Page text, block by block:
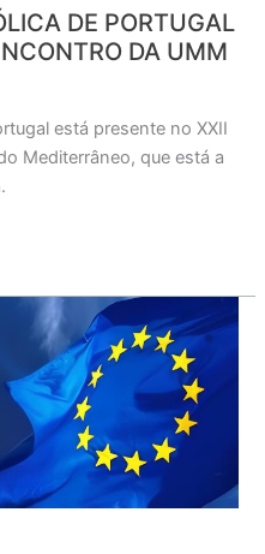
DE PORTUGAL
DA UMM
está presente no XXII
Mediterrâneo, que está a